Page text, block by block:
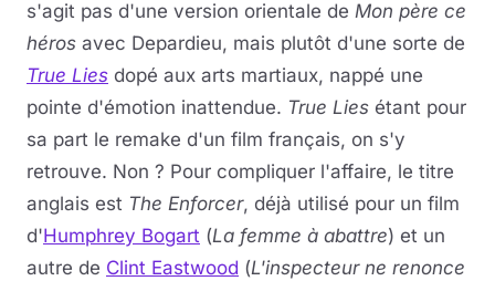
s'agit pas d'une version orientale de Mon père ce
héros avec Depardieu, mais plutôt d'une sorte de
True Lies dopé aux arts martiaux, nappé une
pointe d'émotion inattendue. True Lies étant pour
sa part le remake d'un film français, on s'y
retrouve. Non ? Pour compliquer l'affaire, le titre
anglais est The Enforcer, déjà utilisé pour un film
d'Humphrey Bogart (La femme à abattre) et un
autre de Clint Eastwood (L'inspecteur ne renonce